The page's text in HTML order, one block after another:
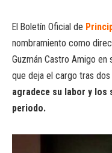
El Boletín Oficial de
nombramiento como
Guzmán Castro Amigo en
que deja el cargo tras
agradece su labor y
periodo.